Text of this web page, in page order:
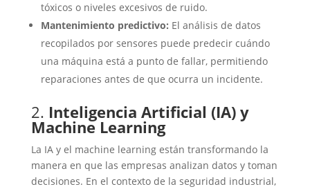
tóxicos o niveles excesivos de ruido.
Mantenimiento predictivo: El análisis de datos
recopilados por sensores puede predecir cuándo
una máquina está a punto de fallar, permitiendo
reparaciones antes de que ocurra un incidente.
2. Inteligencia Artificial (IA) y
Machine Learning
La IA y el machine learning están transformando la
manera en que las empresas analizan datos y toman
decisiones. En el contexto de la seguridad industrial,